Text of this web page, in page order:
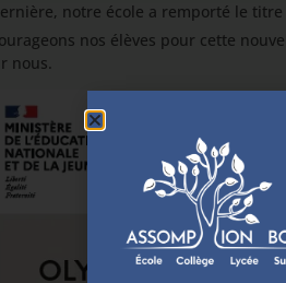
notre école a remporté le
nos élèves pour cette
nous.